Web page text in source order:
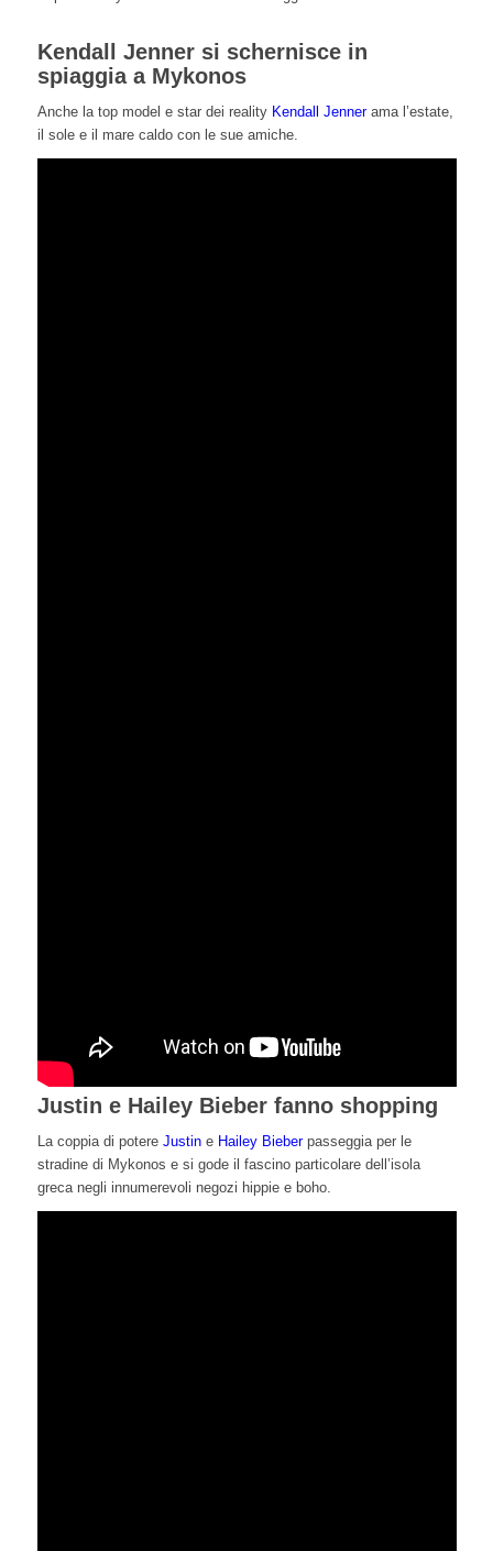
Kendall Jenner si schernisce in
spiaggia a Mykonos
Anche la top model e star dei reality Kendall Jennerama l’estate,
il sole e il mare caldo con le sue amiche.
Justin e Hailey Bieber fanno shopping
La coppia di potere Justine Hailey Bieberpasseggia per le
stradine di Mykonos e si gode il fascino particolare dell’isola
greca negli innumerevoli negozi hippie e boho.